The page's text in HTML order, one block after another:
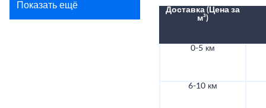
Показать ещё
Доставка (Цена за
м³)
0-5 км
6-10 км